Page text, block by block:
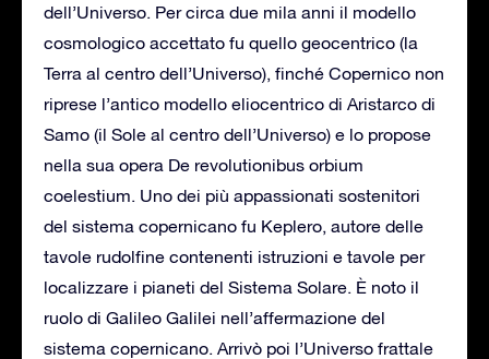
dell’Universo. Per circa due mila anni il modello
cosmologico accettato fu quello geocentrico (la
Terra al centro dell’Universo), finché Copernico non
riprese l’antico modello eliocentrico di Aristarco di
Samo (il Sole al centro dell’Universo) e lo propose
nella sua opera De revolutionibus orbium
coelestium. Uno dei più appassionati sostenitori
del sistema copernicano fu Keplero, autore delle
tavole rudolfine contenenti istruzioni e tavole per
localizzare i pianeti del Sistema Solare. È noto il
ruolo di Galileo Galilei nell’affermazione del
sistema copernicano. Arrivò poi l’Universo frattale